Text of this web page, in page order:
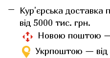
Кур'єрська доставка
від 5000 тис. грн.
Новою поштою —
Укрпоштою — від